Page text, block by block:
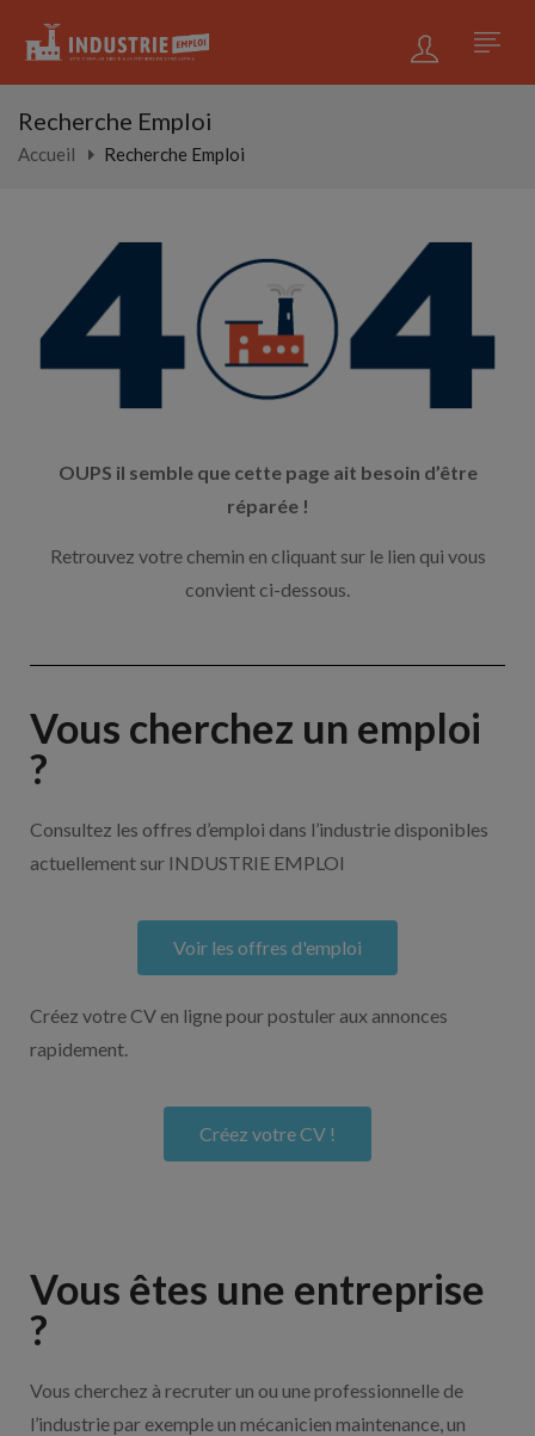
Recherche Emploi
Accueil Recherche Emploi
OUPS il semble que cette page ait besoin d’être
réparée !
Retrouvez votre chemin en cliquant sur le lien qui vous
convient ci-dessous.
Vous cherchez un emploi
?
Consultez les offres d’emploi dans l’industrie disponibles
actuellement sur INDUSTRIE EMPLOI
Voir les offres d'emploi
Créez votre CV en ligne pour postuler aux annonces
rapidement.
Créez votre CV !
Vous êtes une entreprise
?
Vous cherchez à recruter un ou une professionnelle de
l’industrie par exemple un mécanicien maintenance, un